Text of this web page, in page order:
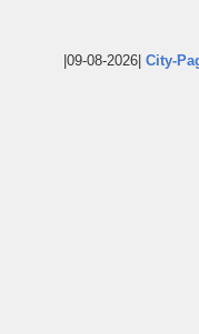
|09-08-2026| City-